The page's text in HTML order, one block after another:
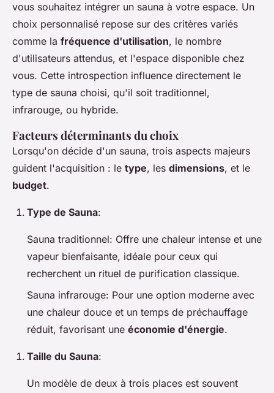
vous souhaitez intégrer un sauna à votre espace. Un
choix personnalisé repose sur des critères variés
comme la fréquence d'utilisation, le nombre
d'utilisateurs attendus, et l'espace disponible chez
vous. Cette introspection influence directement le
type de sauna choisi, qu'il soit traditionnel,
infrarouge, ou hybride.
Facteurs déterminants du choix
Lorsqu'on décide d'un sauna, trois aspects majeurs
guident l'acquisition : le type, les dimensions, et le
budget.
Type de Sauna:
Sauna traditionnel: Offre une chaleur intense et une
vapeur bienfaisante, idéale pour ceux qui
recherchent un rituel de purification classique.
Sauna infrarouge: Pour une option moderne avec
une chaleur douce et un temps de préchauffage
réduit, favorisant une économie d'énergie.
Taille du Sauna:
Un modèle de deux à trois places est souvent